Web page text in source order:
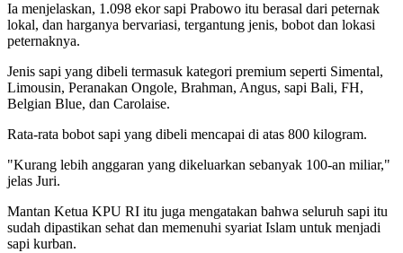
Ia menjelaskan, 1.098 ekor sapi Prabowo itu berasal dari peternak
lokal, dan harganya bervariasi, tergantung jenis, bobot dan lokasi
peternaknya.
Jenis sapi yang dibeli termasuk kategori premium seperti Simental,
Limousin, Peranakan Ongole, Brahman, Angus, sapi Bali, FH,
Belgian Blue, dan Carolaise.
Rata-rata bobot sapi yang dibeli mencapai di atas 800 kilogram.
"Kurang lebih anggaran yang dikeluarkan sebanyak 100-an miliar,"
jelas Juri.
Mantan Ketua KPU RI itu juga mengatakan bahwa seluruh sapi itu
sudah dipastikan sehat dan memenuhi syariat Islam untuk menjadi
sapi kurban.